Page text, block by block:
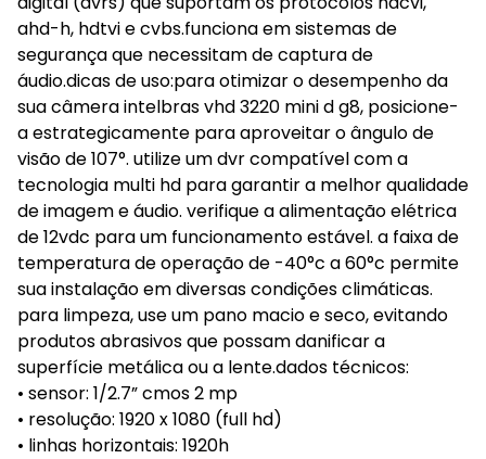
ahd-h, hdtvi e cvbs.funciona em sistemas de
segurança que necessitam de captura de
áudio.dicas de uso:para otimizar o desempenho da
sua câmera intelbras vhd 3220 mini d g8, posicione-
a estrategicamente para aproveitar o ângulo de
visão de 107°. utilize um dvr compatível com a
tecnologia multi hd para garantir a melhor qualidade
de imagem e áudio. verifique a alimentação elétrica
de 12vdc para um funcionamento estável. a faixa de
temperatura de operação de -40°c a 60°c permite
sua instalação em diversas condições climáticas.
para limpeza, use um pano macio e seco, evitando
produtos abrasivos que possam danificar a
superfície metálica ou a lente.dados técnicos:
• sensor: 1/2.7” cmos 2 mp
• resolução: 1920 x 1080 (full hd)
• linhas horizontais: 1920h